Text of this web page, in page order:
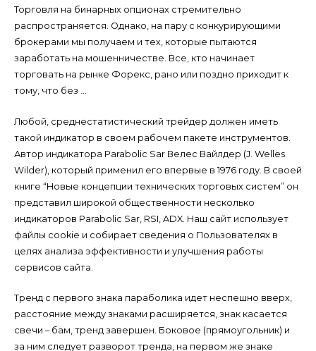
Торговля на бинарных опционах стремительно
распространяется. Однако, на пару с конкурирующими
брокерами мы получаем и тех, которые пытаются
заработать на мошенничестве. Все, кто начинает
торговать на рынке Форекс, рано или поздно приходит к
тому, что без …
Любой, среднестатистический трейдер должен иметь
такой индикатор в своем рабочем пакете инструментов.
Автор индикатора Parabolic Sar Велес Вайлдер (J. Welles
Wilder), который применил его впервые в 1976 году. В своей
книге “Новые концепции технических торговых систем” он
представил широкой общественности несколько
индикаторов Parabolic Sar, RSI, ADX. Наш сайт использует
файлы cookie и собирает сведения о Пользователях в
целях анализа эффективности и улучшения работы
сервисов сайта.
Тренд с первого знака параболика идет неспешно вверх,
расстояние между знаками расширяется, знак касается
свечи – бам, тренд завершен. Боковое (прямоугольник) и
за ним следует разворот тренда, на первом же знаке